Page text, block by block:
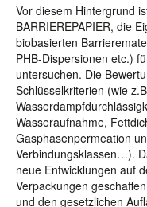
Vor diesem Hintergrund
BARRIEREPAPIER, die
biobasierten
PHB-Dispersionen etc.)
untersuchen. Die
Schlüsselkriterien (wie
Wasseraufnahme,
Gasphasenpermeation
Verbindungsklassen…).
neue Entwicklungen auf
Verpackungen
und den gesetzlichen